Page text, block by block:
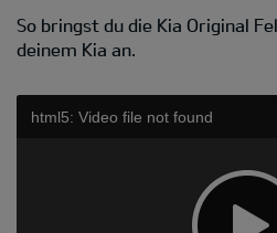
So bringst du die Kia Original
deinem Kia an.
html5: Video file not found